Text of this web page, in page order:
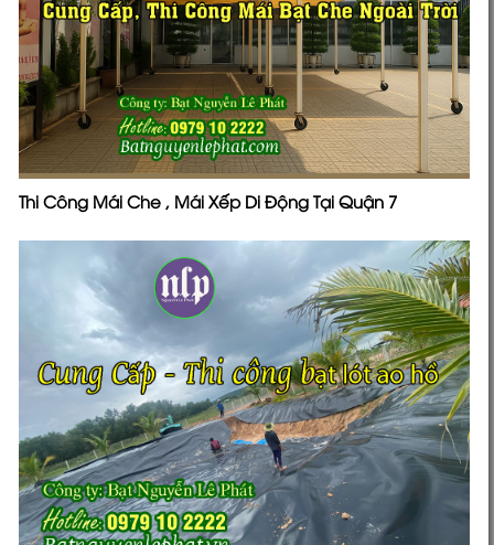
Thi Công Mái Che , Mái Xếp Di Động Tại Quận 7